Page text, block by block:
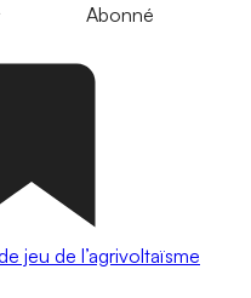
Abonné
jeu de l’agrivoltaïsme